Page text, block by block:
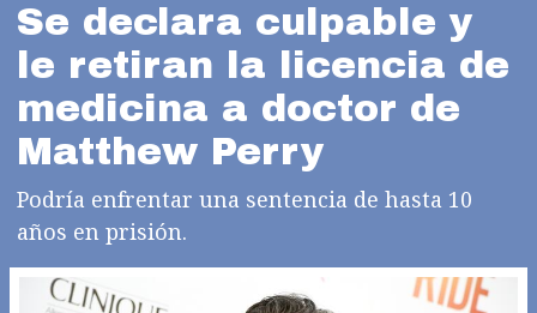
Se declara culpable y
le retiran la licencia de
medicina a doctor de
Matthew Perry
Podría enfrentar una sentencia de hasta 10
años en prisión.